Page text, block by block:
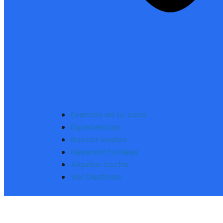
Eventos en tu zona
Experiencias
Buscar vuelos
Reservar hoteles
Alquilar coche
Ver Destinos